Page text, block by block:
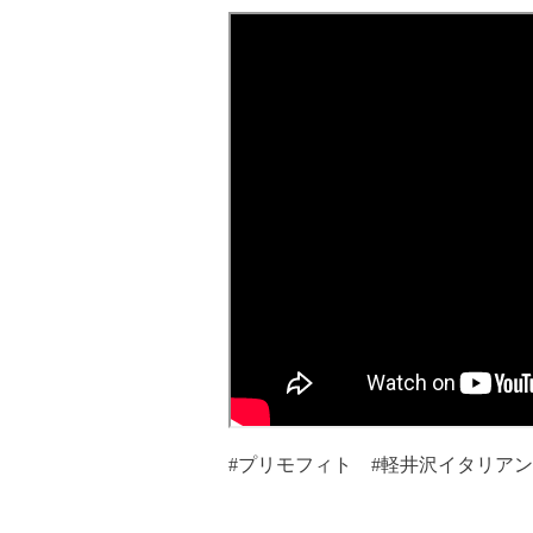
#プリモフィト #軽井沢イタリア